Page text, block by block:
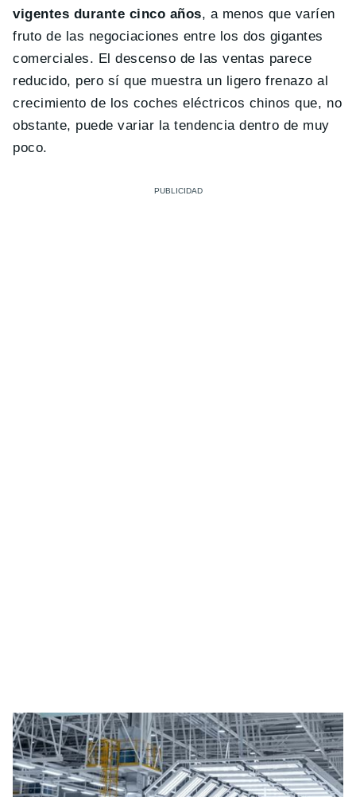
vigentes durante cinco años, a menos que varíen
fruto de las negociaciones entre los dos gigantes
comerciales. El descenso de las ventas parece
reducido, pero sí que muestra un ligero frenazo al
crecimiento de los coches eléctricos chinos que, no
obstante, puede variar la tendencia dentro de muy
poco.